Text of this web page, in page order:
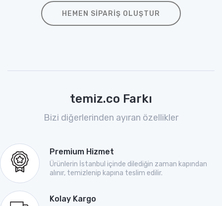
HEMEN SIPARIŞ OLUŞTUR
temiz.co Farkı
Bizi diğerlerinden ayıran özellikler
Premium Hizmet
Ürünlerin İstanbul içinde dilediğin zaman kapından
alınır, temizlenip kapına teslim edilir.
Kolay Kargo